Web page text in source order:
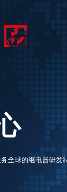
全球的继电器研发